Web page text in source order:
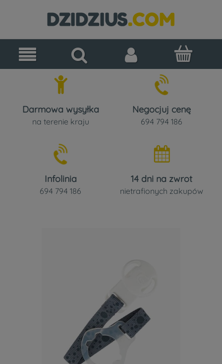
Darmowa wysyłka
na terenie kraju
Negocjuj cenę
694 794 186
Infolinia
694 794 186
14 dni na zwrot
nietrafionych zakupów